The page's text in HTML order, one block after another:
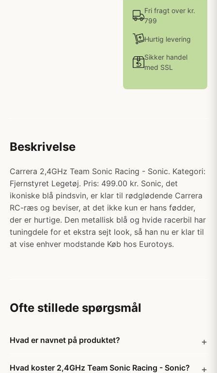
Fri fragt over kr.
799
Hurtig levering
Sikker handel
med SSL
Beskrivelse
Carrera 2,4GHz Team Sonic Racing - Sonic. Kategori:
Fjernstyret Legetøj. Pris: 499.00 kr. Sonic, det
ikoniske blå pindsvin, er klar til rødglødende Carrera
RC-ræs og beviser, at det ikke kun er hans fødder,
der er hurtige. Den metallisk blå og hvide racerbil har
tuningdele for et ekstra sejt look, så han nu er klar til
at vise enhver modstande Køb hos Eurotoys.
Ofte stillede spørgsmål
Hvad er navnet på produktet?
Hvad koster 2,4GHz Team Sonic Racing - Sonic?